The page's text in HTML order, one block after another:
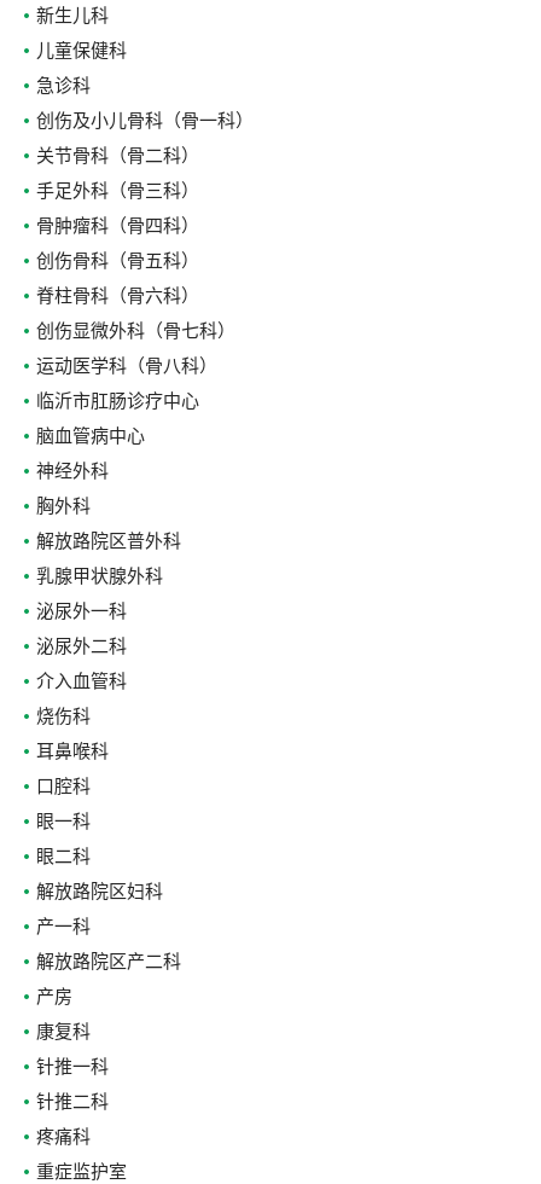
新生儿科
儿童保健科
急诊科
创伤及小儿骨科（骨一科）
关节骨科（骨二科）
手足外科（骨三科）
骨肿瘤科（骨四科）
创伤骨科（骨五科）
脊柱骨科（骨六科）
创伤显微外科（骨七科）
运动医学科（骨八科）
临沂市肛肠诊疗中心
脑血管病中心
神经外科
胸外科
解放路院区普外科
乳腺甲状腺外科
泌尿外一科
泌尿外二科
介入血管科
烧伤科
耳鼻喉科
口腔科
眼一科
眼二科
解放路院区妇科
产一科
解放路院区产二科
产房
康复科
针推一科
针推二科
疼痛科
重症监护室